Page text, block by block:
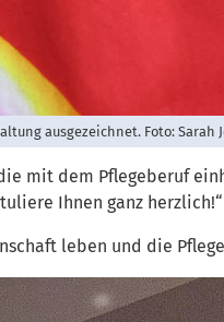
ausgezeichnet. Foto: Sarah
mit dem Pflegeberuf
Ihnen ganz herzlich!“
leben und die